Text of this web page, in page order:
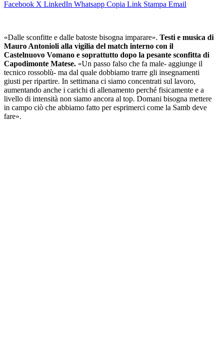
Facebook X LinkedIn Whatsapp Copia Link Stampa Email
«Dalle sconfitte e dalle batoste bisogna imparare». Testi e musica di
Mauro Antonioli alla vigilia del match interno con il
Castelnuovo Vomano e soprattutto dopo la pesante sconfitta di
Capodimonte Matese. «Un passo falso che fa male- aggiunge il
tecnico rossoblù- ma dal quale dobbiamo trarre gli insegnamenti
giusti per ripartire. In settimana ci siamo concentrati sul lavoro,
aumentando anche i carichi di allenamento perché fisicamente e a
livello di intensità non siamo ancora al top. Domani bisogna mettere
in campo ciò che abbiamo fatto per esprimerci come la Samb deve
fare».